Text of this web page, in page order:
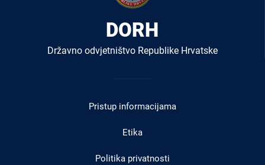
DORH
Državno odvjetništvo Republike Hrvatske
Pristup informacijama
Etika
Politika privatnosti